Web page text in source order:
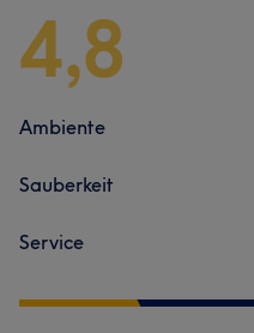
4,8
Ambiente
Sauberkeit
Service